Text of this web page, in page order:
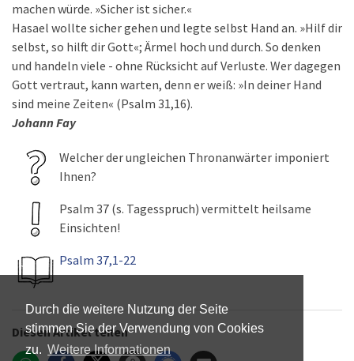
Durch die weitere Nutzung der Seite
stimmen Sie der Verwendung von Cookies
zu. Weitere Informationen
machen würde. »Sicher ist sicher.«
Hasael wollte sicher gehen und legte selbst Hand an. »Hilf dir
selbst, so hilft dir Gott«; Ärmel hoch und durch. So denken
und handeln viele - ohne Rücksicht auf Verluste. Wer dagegen
Gott vertraut, kann warten, denn er weiß: »In deiner Hand
sind meine Zeiten« (Psalm 31,16).
Johann Fay
Welcher der ungleichen Thronanwärter imponiert
Ihnen?
Psalm 37 (s. Tagesspruch) vermittelt heilsame
Einsichten!
Psalm 37,1-22
Diesen Artikel teilen